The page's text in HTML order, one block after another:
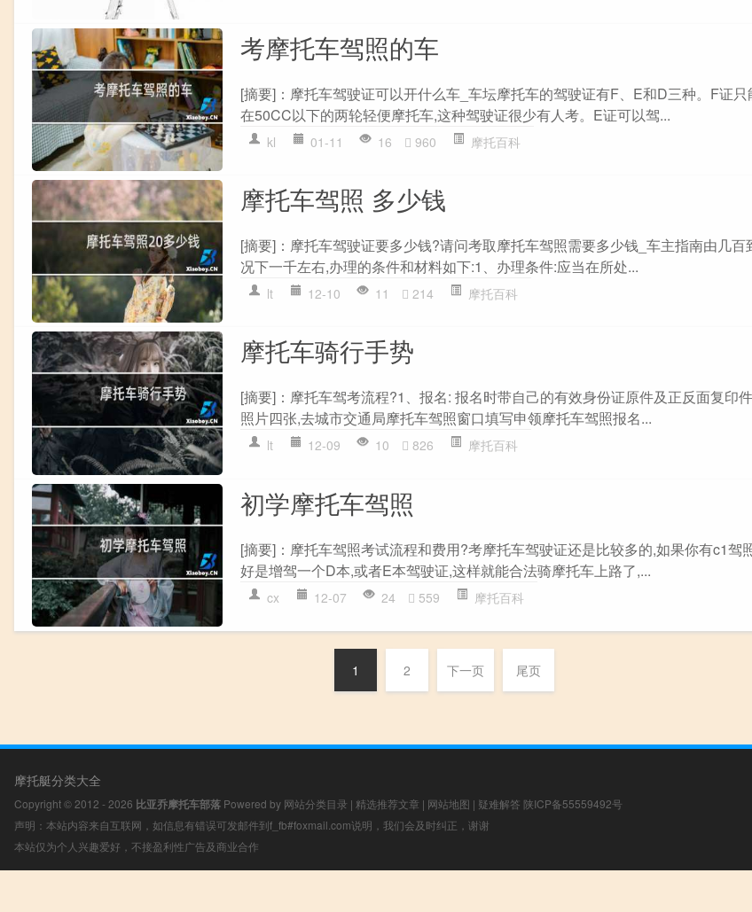
考摩托车驾照的车
[摘要]：摩托车驾驶证可以开什么车_车坛摩托车的驾驶证有F、E和D三种。F证
在50CC以下的两轮轻便摩托车,这种驾驶证很少有人考。E证可以驾...
kl 01-11 16 960 摩托百科
摩托车驾照 多少钱
[摘要]：摩托车驾驶证要多少钱?请问考取摩托车驾照需要多少钱_车主指南由几百
况下一千左右,办理的条件和材料如下:1、办理条件:应当在所处...
lt 12-10 11 214 摩托百科
摩托车骑行手势
[摘要]：摩托车驾考流程?1、报名: 报名时带自己的有效身份证原件及正反面复印
照片四张,去城市交通局摩托车驾照窗口填写申领摩托车驾照报名...
lt 12-09 10 826 摩托百科
初学摩托车驾照
[摘要]：摩托车驾照考试流程和费用?考摩托车驾驶证还是比较多的,如果你有c1驾
好是增驾一个D本,或者E本驾驶证,这样就能合法骑摩托车上路了,...
cx 12-07 24 559 摩托百科
1 2 下一页 尾页
摩托艇分类大全
Copyright © 2012 - 2026 比亚乔摩托车部落 Powered by 网站分类目录 | 精选推荐文章 | 网站地图 | 疑难解答 陕ICP备55559492号
声明：本站内容来自互联网，如信息有错误可发邮件到f_fb#foxmail.com说明，我们会及时纠正，谢谢
本站仅为个人兴趣爱好，不接盈利性广告及商业合作